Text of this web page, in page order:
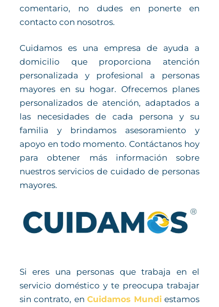
comentario, no dudes en ponerte en
contacto con nosotros.
Cuidamos es una empresa de ayuda a
domicilio que proporciona atención
personalizada y profesional a personas
mayores en su hogar. Ofrecemos planes
personalizados de atención, adaptados a
las necesidades de cada persona y su
familia y brindamos asesoramiento y
apoyo en todo momento. Contáctanos hoy
para obtener más información sobre
nuestros servicios de cuidado de personas
mayores.
Si eres una personas que trabaja en el
servicio doméstico y te preocupa trabajar
sin contrato, enCuidamos Mundi estamos